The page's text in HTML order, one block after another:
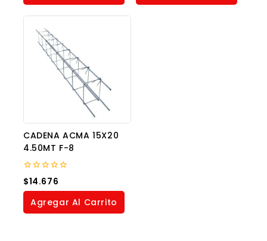
CADENA ACMA 15X20
4.50MT F-8
0
out
of
$14.676
Agregar Al Carrito